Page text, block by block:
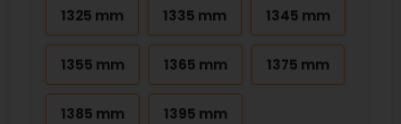
1325 mm 1335 mm 1345 mm
1355 mm 1365 mm 1375 mm
1385 mm 1395 mm